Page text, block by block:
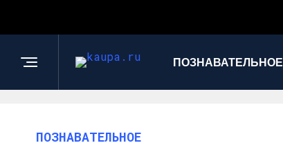
ПОЗНАВАТЕЛЬНОЕ
ПОЗНАВАТЕЛЬНОЕ